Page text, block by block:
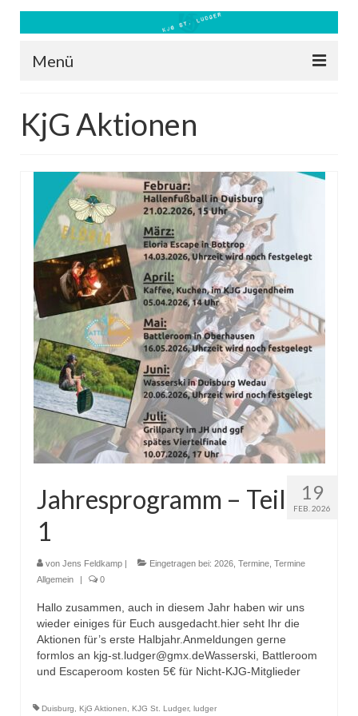
Menü
Kontakt
Bilder
Freizeit 2026
Datenschutz
Impressum
Downloads
KjG Aktionen
19
FEB. 2026
Jahresprogramm – Teil
1
von Jens Feldkamp | Eingetragen bei: 2026 Termine Termine
Allgemein
| 0
Hallo zusammen, auch in diesem Jahr haben wir uns
wieder einiges für Euch ausgedacht.hier seht Ihr die
Aktionen für’s erste Halbjahr.Anmeldungen gerne
formlos an kjg-st.ludger@gmx.deWasserski, Battleroom
und Escaperoom kosten 5€ für Nicht-KJG-Mitglieder
Duisburg KjG Aktionen KJG St. Ludger, ludger